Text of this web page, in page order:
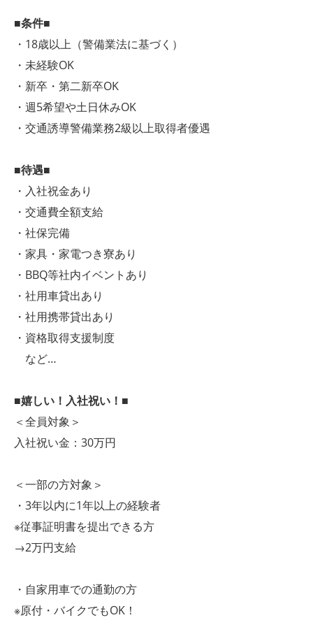
■条件■
・18歳以上（警備業法に基づく）
・未経験OK
・新卒・第二新卒OK
・週5希望や土日休みOK
・交通誘導警備業務2級以上取得者優遇
■待遇■
・入社祝金あり
・交通費全額支給
・社保完備
・家具・家電つき寮あり
・BBQ等社内イベントあり
・社用車貸出あり
・社用携帯貸出あり
・資格取得支援制度
など…
■嬉しい！入社祝い！■
＜全員対象＞
入社祝い金：30万円
＜一部の方対象＞
・3年以内に1年以上の経験者
※従事証明書を提出できる方
→2万円支給
・自家用車での通勤の方
※原付・バイクでもOK！